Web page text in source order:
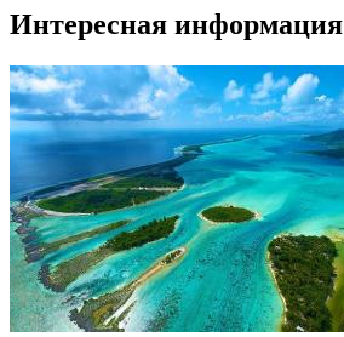
Интересная информация